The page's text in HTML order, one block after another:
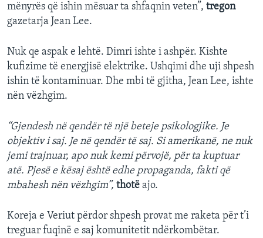
mënyrës që ishin mësuar ta shfaqnin veten”, tregon
gazetarja Jean Lee.
Nuk qe aspak e lehtë. Dimri ishte i ashpër. Kishte
kufizime të energjisë elektrike. Ushqimi dhe uji shpesh
ishin të kontaminuar. Dhe mbi të gjitha, Jean Lee, ishte
nën vëzhgim.
“Gjendesh në qendër të një beteje psikologjike. Je
objektiv i saj. Je në qendër të saj. Si amerikanë, ne nuk
jemi trajnuar, apo nuk kemi përvojë, për ta kuptuar
atë. Pjesë e kësaj është edhe propaganda, fakti që
mbahesh nën vëzhgim”, thotë ajo.
Koreja e Veriut përdor shpesh provat me raketa për t’i
treguar fuqinë e saj komunitetit ndërkombëtar.